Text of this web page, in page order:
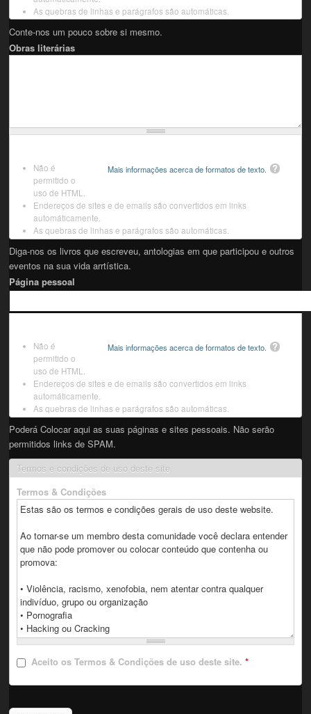
As quebras de linhas e parágrafos são automáticas.
Conte-nos um pouco sobre si mesmo.
Obras literárias
Mais informações acerca de formatos de texto.
Não é
permitido o
uso de HTML.
Endereços de sites e de emails são convertidos em links
automáticamente.
As quebras de linhas e parágrafos são automáticas.
Diga-nos os livros que escreveu, antologias em que participou e outros
eventos na sua vida arrtística.
Página pessoal
Mais informações acerca de formatos de texto.
Não é
permitido o
uso de HTML.
Endereços de sites e de emails são convertidos em links
automáticamente.
As quebras de linhas e parágrafos são automáticas.
Poderá Colocar aqui as suas páginas e sites pessoais. Não serão
permitidos links de SPAM.
Termos e condições de uso deste site
Termos & Condições
Aceito os Termos & Condições de uso deste site.*